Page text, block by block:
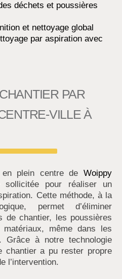
déchets et poussières
et nettoyage global
par aspiration avec
PAR
VILLE À
plein centre de Woippy
pour réaliser un
Cette méthode, à la
permet d’éliminer
de chantier, les poussières
même dans les
Grâce à notre technologie
chantier a pu rester propre
l’intervention.